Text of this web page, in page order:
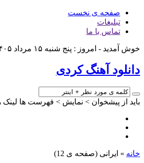
صفحه ی نخست
تبلیغات
تماس با ما
خوش آمدید - امروز : پنج شنبه ۱۵ مرداد ۱۴۰۵
دانلود آهنگ کردی
باید از پیشخوان > نمایش > فهرست ها لینک
خانه » ایرانی (صفحه ی 12)